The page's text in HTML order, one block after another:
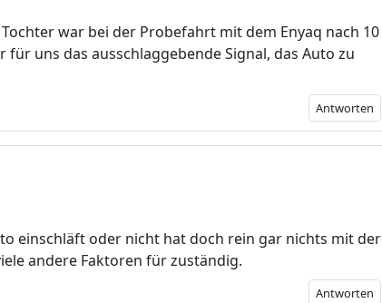
war bei der Probefahrt mit dem Enyaq nach 10
uns das ausschlaggebende Signal, das Auto zu
Antworten
einschläft oder nicht hat doch rein gar nichts mit der
andere Faktoren für zuständig.
Antworten